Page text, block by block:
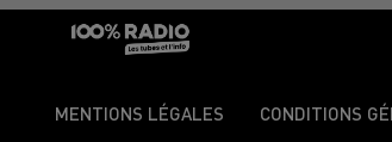
MENTIONS LÉGALES CONDITIONS